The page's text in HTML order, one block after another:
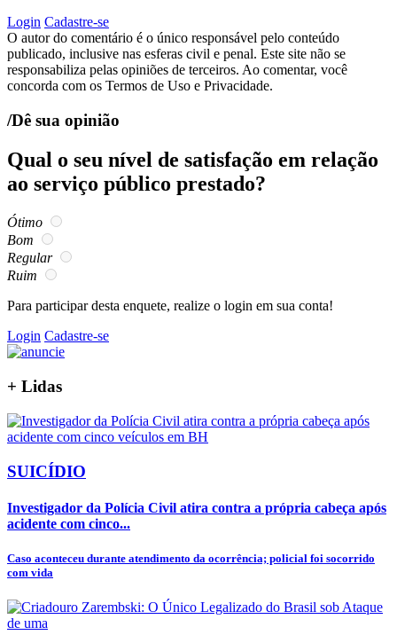
Login Cadastre-se
O autor do comentário é o único responsável pelo conteúdo
publicado, inclusive nas esferas civil e penal. Este site não se
responsabiliza pelas opiniões de terceiros. Ao comentar, você
concorda com os Termos de Uso e Privacidade.
/Dê sua opinião
Qual o seu nível de satisfação em relação
ao serviço público prestado?
Ótimo
Bom
Regular
Ruim
Para participar desta enquete, realize o login em sua conta!
Login Cadastre-se
+ Lidas
SUICÍDIO
Investigador da Polícia Civil atira contra a própria cabeça após
acidente com cinco...
Caso aconteceu durante atendimento da ocorrência; policial foi socorrido
com vida